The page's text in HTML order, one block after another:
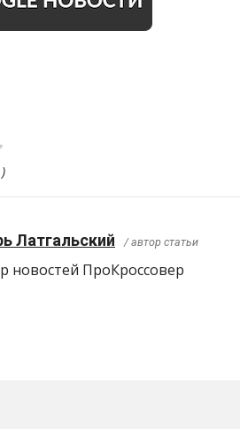
Латгальский / автор статьи
новостей ПроКроcсовер